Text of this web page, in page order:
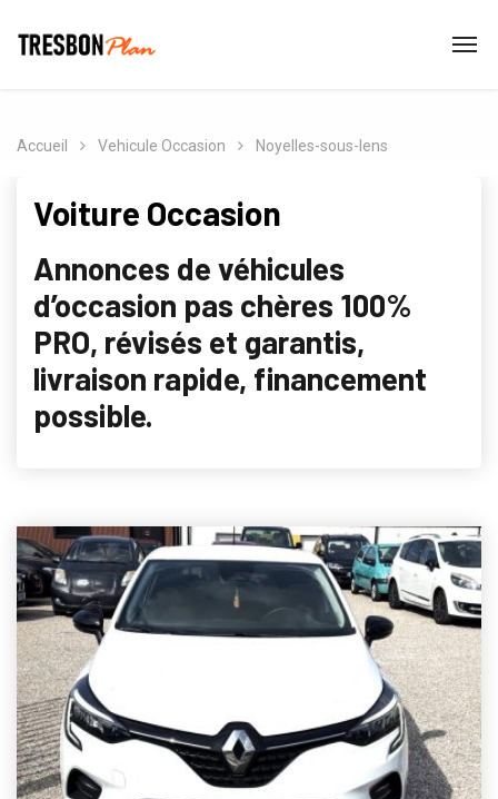
Accueil Vehicule Occasion Noyelles-sous-lens
Voiture Occasion
Annonces de véhicules
d’occasion pas chères 100%
PRO, révisés et garantis,
livraison rapide, financement
possible.